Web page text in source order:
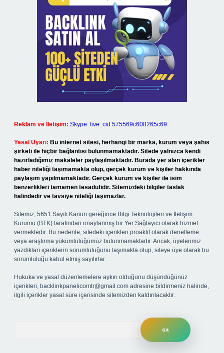
Reklam ve İletişim: Skype: live:.cid.575569c608265c69
Yasal Uyarı: Bu internet sitesi, herhangi bir marka, kurum veya şahıs
şirketi ile hiçbir bağlantısı bulunmamaktadır. Sitede yalnızca kendi
hazırladığımız makaleler paylaşılmaktadır. Burada yer alan içerikler
haber niteliği taşımamakta olup, gerçek kurum ve kişiler hakkında
paylaşım yapılmamaktadır. Gerçek kurum ve kişiler ile isim
benzerlikleri tamamen tesadüfidir. Sitemizdeki bilgiler taslak
halindedir ve tavsiye niteliği taşımazlar.
Sitemiz, 5651 Sayılı Kanun gereğince Bilgi Teknolojileri ve İletişim
Kurumu (BTK) tarafından onaylanmış bir Yer Sağlayıcı olarak hizmet
vermektedir. Bu nedenle, sitedeki içerikleri proaktif olarak denetleme
veya araştırma yükümlülüğümüz bulunmamaktadır. Ancak, üyelerimiz
yazdıkları içeriklerin sorumluluğunu taşımakta olup, siteye üye olarak bu
sorumluluğu kabul etmiş sayılırlar.
Hukuka ve yasal düzenlemelere aykırı olduğunu düşündüğünüz
içerikleri, backlinkpanelicomtr@gmail.com adresine bildirmeniz halinde,
ilgili içerikler yasal süre içerisinde sitemizden kaldırılacaktır.